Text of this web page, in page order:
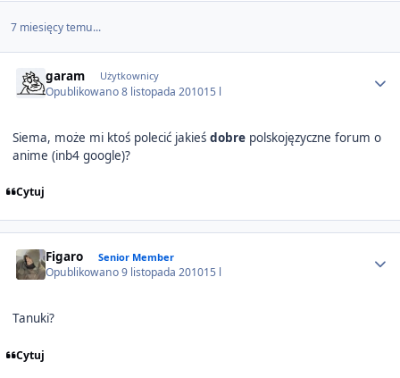
7 miesięcy temu...
garam Użytkownicy
Opublikowano8 listopada 201015 l
Siema, może mi ktoś polecić jakieś dobrepolskojęzyczne forum o
anime (inb4 google)?
Cytuj
Figaro Senior Member
Opublikowano9 listopada 201015 l
Tanuki?
Cytuj